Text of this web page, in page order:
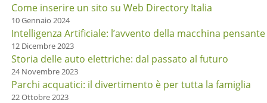
Come inserire un sito su Web Directory Italia
10 Gennaio 2024
Intelligenza Artificiale: l’avvento della macchina pensante
12 Dicembre 2023
Storia delle auto elettriche: dal passato al futuro
24 Novembre 2023
Parchi acquatici: il divertimento è per tutta la famiglia
22 Ottobre 2023